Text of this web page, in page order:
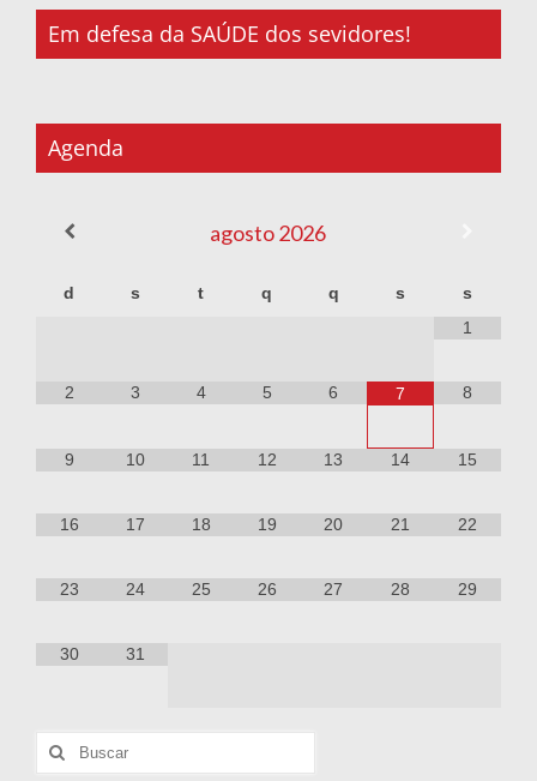
Em defesa da SAÚDE dos sevidores!
Agenda
agosto2026
d s t q q s
s
1
2 3 4 5 6 7 8
9 10 11 12 13 14 15
16 17 18 19 20 21 22
23 24 25 26 27 28 29
30 31